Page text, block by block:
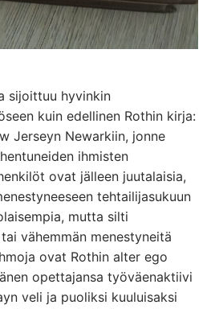
sijoittuu hyvinkin
kuin edellinen Rothin kirja:
Jerseyn Newarkiin, jonne
ihmisten
ovat jälleen juutalaisia,
tehtailijasukuun
mutta silti
vähemmän menestyneitä
ovat Rothin alter ego
opettajansa työväenaktiivi
veli ja puoliksi kuuluisaksi